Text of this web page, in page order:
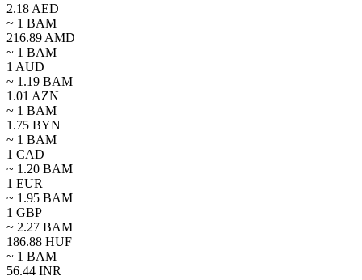
2.18 AED
~ 1 BAM
216.89 AMD
~ 1 BAM
1 AUD
~ 1.19 BAM
1.01 AZN
~ 1 BAM
1.75 BYN
~ 1 BAM
1 CAD
~ 1.20 BAM
1 EUR
~ 1.95 BAM
1 GBP
~ 2.27 BAM
186.88 HUF
~ 1 BAM
56.44 INR